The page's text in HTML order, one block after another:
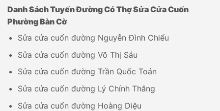
Danh Sách Tuyến Đường Có Thợ Sửa Cửa Cuốn
Phường Bàn Cờ
Sửa cửa cuốn đường Nguyễn Đình Chiểu
Sửa cửa cuốn đường Võ Thị Sáu
Sửa cửa cuốn đường Trần Quốc Toản
Sửa cửa cuốn đường Lý Chính Thắng
Sửa cửa cuốn đường Hoàng Diệu